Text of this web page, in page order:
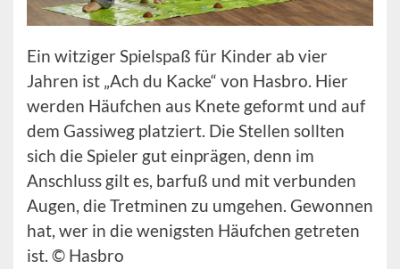
Ein witziger Spielspaß für Kinder ab vier
Jahren ist „Ach du Kacke“ von Hasbro. Hier
werden Häufchen aus Knete geformt und auf
dem Gassiweg platziert. Die Stellen sollten
sich die Spieler gut einprägen, denn im
Anschluss gilt es, barfuß und mit verbunden
Augen, die Tretminen zu umgehen. Gewonnen
hat, wer in die wenigsten Häufchen getreten
ist. © Hasbro